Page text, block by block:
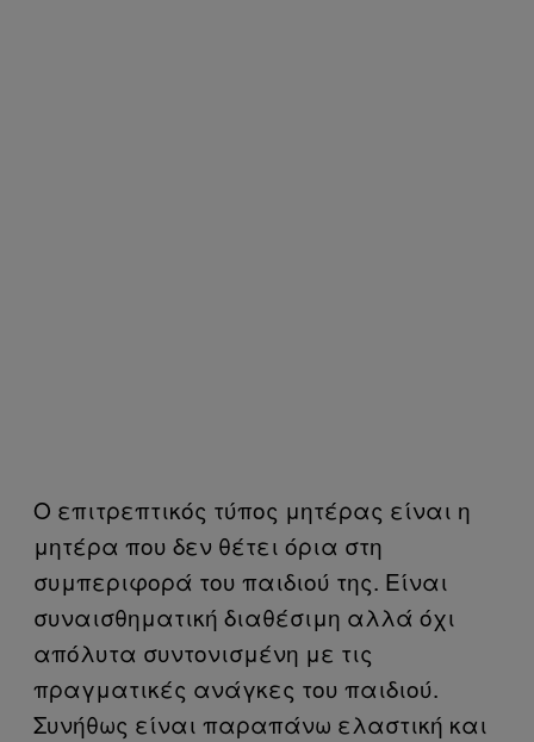
Ο επιτρεπτικός τύπος μητέρας είναι η
μητέρα που δεν θέτει όρια στη
συμπεριφορά του παιδιού της. Είναι
συναισθηματική διαθέσιμη αλλά όχι
απόλυτα συντονισμένη με τις
πραγματικές ανάγκες του παιδιού.
Συνήθως είναι παραπάνω ελαστική και